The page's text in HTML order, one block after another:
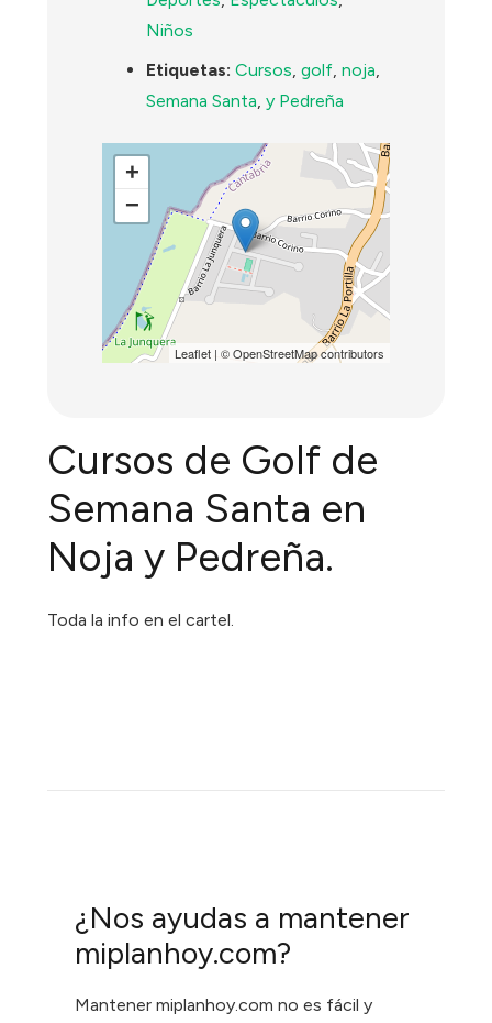
Niños
Etiquetas: Cursos,golf,noja,
Semana Santa,y Pedreña
+
−
Leaflet| ©OpenStreetMapcontributors
Cursos de Golf de
Semana Santa en
Noja y Pedreña.
Toda la info en el cartel.
¿Nos ayudas a mantener
miplanhoy.com?
Mantener miplanhoy.com no es fácil y